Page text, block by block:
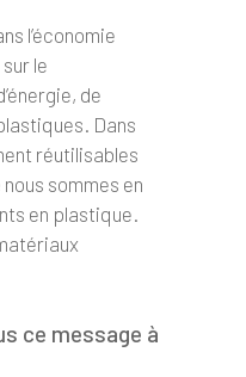
l’économie
le
de
Dans
réutilisables
sommes en
en plastique.
ce message à